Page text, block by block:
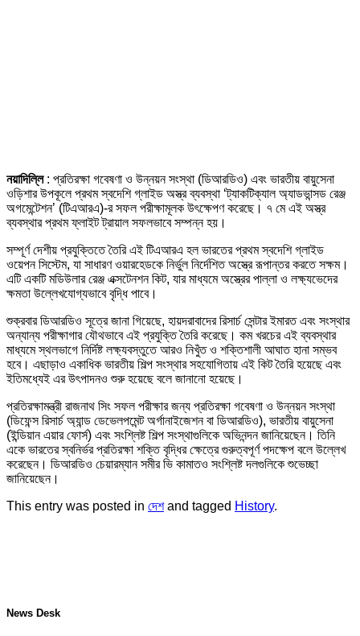
নয়াদিল্লি : প্রতিরক্ষা গবেষণা ও উন্নয়ন সংস্থা (ডিআরডিও) এবং ভারতীয় বায়ুসেনা
ওড়িশার উপকূলে প্রথম স্বদেশি গ্লাইড অস্ত্র ব্যবস্থা ‘ট্যাকটিক্যাল অ্যাডভান্সড রেঞ্জ
অগমেন্টেশন’ (টিএআরএ)-র সফল পরীক্ষামূলক উৎক্ষেপণ করেছে। ৭ মে এই অস্ত্র
ব্যবস্থার প্রথম ফ্লাইট ট্রায়াল সফলভাবে সম্পন্ন হয়।
সম্পূর্ণ দেশীয় প্রযুক্তিতে তৈরি এই টিএআরএ হল ভারতের প্রথম স্বদেশি গ্লাইড
ওয়েপন সিস্টেম, যা সাধারণ ওয়ারহেডকে নির্ভুল নির্দেশিত অস্ত্রে রূপান্তর করতে সক্ষম।
এটি একটি মডিউলার রেঞ্জ এক্সটেনশন কিট, যার মাধ্যমে অস্ত্রের পাল্লা ও লক্ষ্যভেদের
ক্ষমতা উল্লেখযোগ্যভাবে বৃদ্ধি পাবে।
শুক্রবার ডিআরডিও সূত্রে জানা গিয়েছে, হায়দরাবাদের রিসার্চ সেন্টার ইমারত এবং সংস্থার
অন্যান্য পরীক্ষাগার যৌথভাবে এই প্রযুক্তি তৈরি করেছে। কম খরচের এই ব্যবস্থার
মাধ্যমে স্থলভাগে নির্দিষ্ট লক্ষ্যবস্তুতে আরও নিখুঁত ও শক্তিশালী আঘাত হানা সম্ভব
হবে। এছাড়াও একাধিক ভারতীয় শিল্প সংস্থার সহযোগিতায় এই কিট তৈরি হয়েছে এবং
ইতিমধ্যেই এর উৎপাদনও শুরু হয়েছে বলে জানানো হয়েছে।
প্রতিরক্ষামন্ত্রী রাজনাথ সিং সফল পরীক্ষার জন্য প্রতিরক্ষা গবেষণা ও উন্নয়ন সংস্থা
(ডিফেন্স রিসার্চ অ্যান্ড ডেভেলপমেন্ট অর্গানাইজেশন বা ডিআরডিও), ভারতীয় বায়ুসেনা
(ইন্ডিয়ান এয়ার ফোর্স) এবং সংশ্লিষ্ট শিল্প সংস্থাগুলিকে অভিনন্দন জানিয়েছেন। তিনি
একে ভারতের স্বনির্ভর প্রতিরক্ষা শক্তি বৃদ্ধির ক্ষেত্রে গুরুত্বপূর্ণ পদক্ষেপ বলে উল্লেখ
করেছেন। ডিআরডিও চেয়ারম্যান সমীর ভি কামাতও সংশ্লিষ্ট দলগুলিকে শুভেচ্ছা
জানিয়েছেন।
This entry was posted in দেশand tagged History.
News Desk